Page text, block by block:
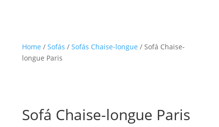
Home / Sofás / Sofás Chaise-longue / Sofá Chaise-
longue Paris
Sofá Chaise-longue Paris